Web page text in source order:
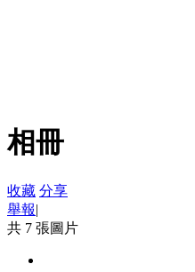
相冊
收藏 分享
舉報|
共 7 張圖片